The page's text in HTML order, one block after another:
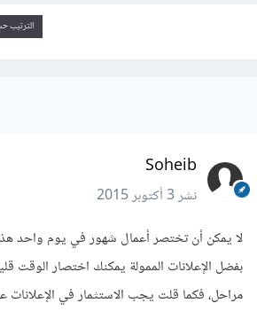
الترتيب
Soheib
نشر3 أكتوبر 2015
لا يمكن أن تختصر أعمال شهور في يوم واحد
بفضل الإعلانات الممولة يمكنك اختصار الوقت
مراحل، فكما قلت يجب الاستثمار في